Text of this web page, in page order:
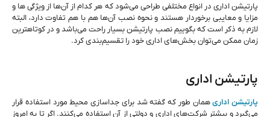
پارتیشن اداری در انواع مختلفی طراحی می‌شود که هر کدام از آن‌ها از ویژگی ‌ها و
مزایا و معایبی برخوردار هستند و نحوه‌ نصب آن‌‌ها هم با هم تفاوت دارد، البته
لازم به ذکر است که بگوییم نصب پارتیشن بسیار راحت می‌باشد و در کوتاه‍ترین
زمان ممکن می‌توان بخش‌‌های اداری خود را تقسیم‌‌بندی کرد.
پارتیشن اداری
پارتیشن اداریهمان ‌طور که گفته شد برای جداسازی محیط مورد استفاده قرار
می‌‌گیرد و بیشتر شرکت‌های اداری و دولتی از آن استفاده می‌کنند. اگر تا به امروز